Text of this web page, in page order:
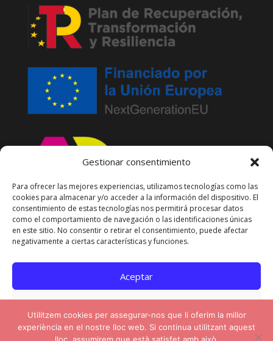
Gestionar consentimiento
Para ofrecer las mejores experiencias, utilizamos tecnologías como las
cookies para almacenar y/o acceder a la información del dispositivo. El
consentimiento de estas tecnologías nos permitirá procesar datos
como el comportamiento de navegación o las identificaciones únicas
en este sitio. No consentir o retirar el consentimiento, puede afectar
negativamente a ciertas características y funciones.
Aceptar
Denegar
Ver preferencias
Digital – Diseño Web y Marketing Digital
en Barcelona
| Copyright UDP Formacio by
Utilitzem cookies per assegurar-nos que li oferim la millor
experiència en el nostre lloc web. Si continua utilitzant aquest